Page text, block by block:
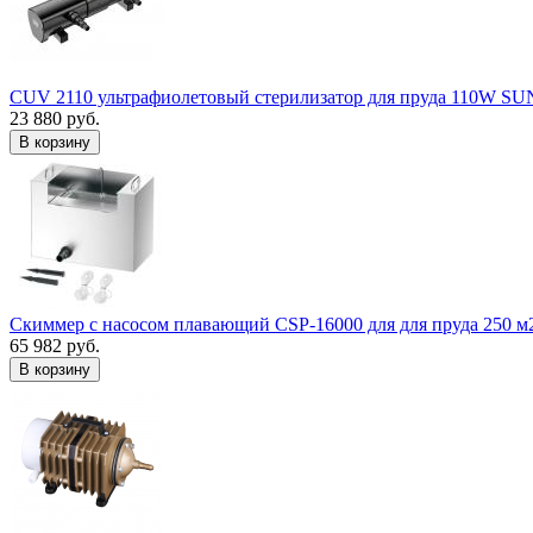
CUV 2110 ультрафиолетовый стерилизатор для пруда 110W
23 880 руб.
В корзину
Скиммер с насосом плавающий CSP-16000 для для пруда 250
65 982 руб.
В корзину